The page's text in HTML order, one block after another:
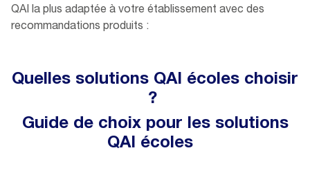
QAI la plus adaptée à votre établissement avec des
recommandations produits :
Quelles solutions QAI écoles choisir
?
Guide de choix pour les solutions
QAI écoles